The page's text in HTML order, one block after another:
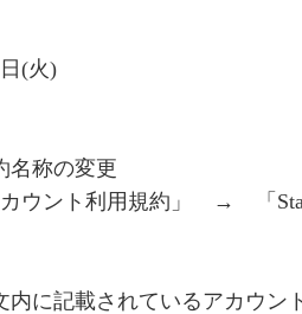
(火)
名称の変更
ント利用規約」 → 「
に記載されているアカウン